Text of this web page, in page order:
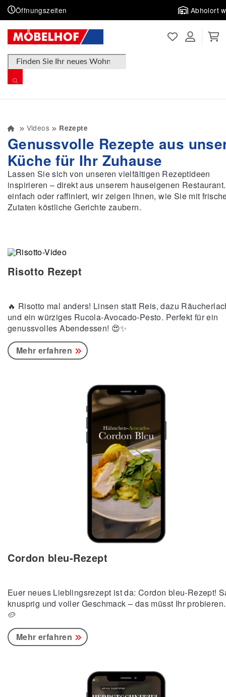
Öffnungszeiten Abholort
Products search
Videos Rezepte
Genussvolle Rezepte aus
Küche für Ihr Zuhause
Lassen Sie sich von unseren vielfältigen Rezeptideen
inspirieren – direkt aus unserem hauseigenen
einfach oder raffiniert, wir zeigen Ihnen, wie Sie mit
Zutaten köstliche Gerichte zaubern.
Risotto Rezept
🔥 Risotto mal anders! Linsen statt Reis, dazu
und ein würziges Rucola-Avocado-Pesto. Perfekt für ein
genussvolles Abendessen! 😍✨
Mehr erfahren
Cordon bleu-Rezept
Euer neues Lieblingsrezept ist da: Cordon bleu-Rezept!
knusprig und voller Geschmack – das müsst Ihr
🥔
Mehr erfahren